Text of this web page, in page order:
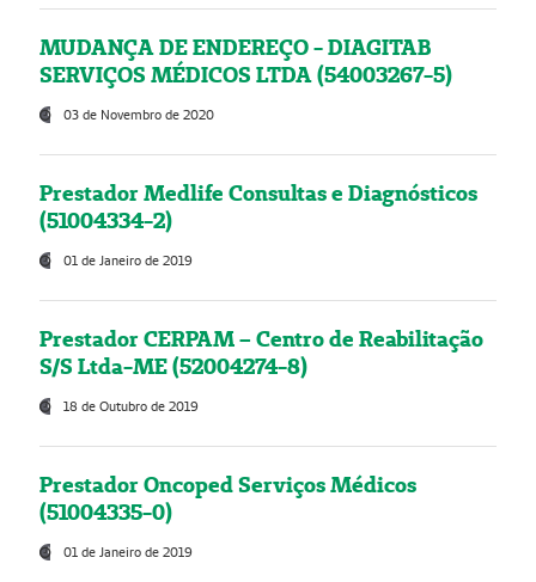
MUDANÇA DE ENDEREÇO - DIAGITAB
SERVIÇOS MÉDICOS LTDA (54003267-5)
03 de Novembro de 2020
Prestador Medlife Consultas e Diagnósticos
(51004334-2)
01 de Janeiro de 2019
Prestador CERPAM – Centro de Reabilitação
S/S Ltda-ME (52004274-8)
18 de Outubro de 2019
Prestador Oncoped Serviços Médicos
(51004335-0)
01 de Janeiro de 2019